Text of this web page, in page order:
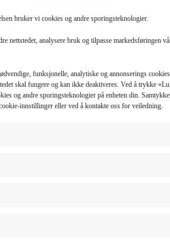
bruker vi cookies og andre sporingsteknologier.
nettstedet, analysere bruk og tilpasse markedsføringen
funksjonelle, analytiske og annonserings
skal fungere og kan ikke deaktiveres. Ved å trykke
og andre sporingsteknologier på enheten din.
innstillinger eller ved å kontakte oss for veiledning.